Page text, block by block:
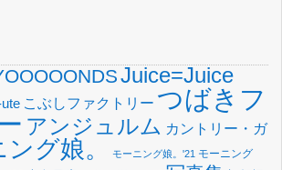
Juice=Juice
こぶしファクトリー つばきフ
アンジュルム カントリー・ガ
グ娘。 モーニング娘。'21 モーニング